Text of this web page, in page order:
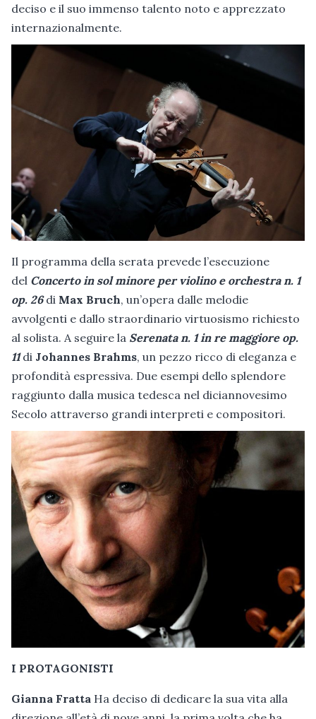
deciso e il suo immenso talento noto e apprezzato
internazionalmente.
Il programma della serata prevede l’esecuzione
del Concerto in sol minore per violino e orchestra n. 1
op. 26 di Max Bruch, un’opera dalle melodie
avvolgenti e dallo straordinario virtuosismo richiesto
al solista. A seguire la Serenata n. 1 in re maggiore op.
11di Johannes Brahms, un pezzo ricco di eleganza e
profondità espressiva. Due esempi dello splendore
raggiunto dalla musica tedesca nel diciannovesimo
Secolo attraverso grandi interpreti e compositori.
I PROTAGONISTI
Gianna Fratta Ha deciso di dedicare la sua vita alla